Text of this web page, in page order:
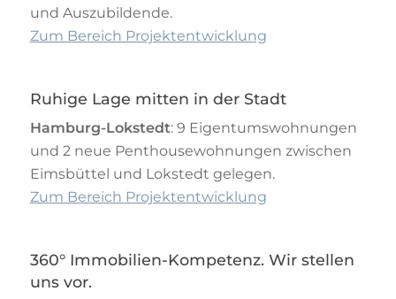
und Auszubildende.
Zum Bereich Projektentwicklung
Ruhige Lage mitten in der Stadt
Hamburg-Lokstedt: 9 Eigentumswohnungen
und 2 neue Penthousewohnungen zwischen
Eimsbüttel und Lokstedt gelegen.
Zum Bereich Projektentwicklung
360° Immobilien-Kompetenz. Wir stellen
uns vor.